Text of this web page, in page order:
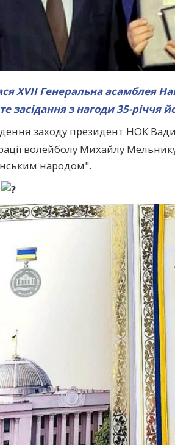
XVII Генеральна асамблея
засідання з нагоди 35-річчя
заходу президент НОК
волейболу Михайлу
народом".